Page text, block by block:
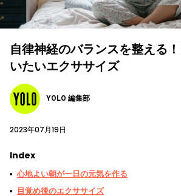
自律神経のバランスを整える
いたいエクササイズ
YOLO 編集部
2023年07月19日
Index
心地よい朝が一日の元気を作る
目覚め後のエクササイズ